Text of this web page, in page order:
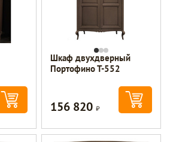
Шкаф двухдверный
Портофино Т-552
156 820Р